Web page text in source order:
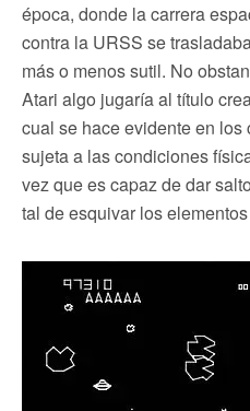
época, donde la carrera
contra la URSS se
más o menos sutil. No
Atari algo jugaría al título
cual se hace evidente en los
sujeta a las condiciones
vez que es capaz de dar
tal de esquivar los